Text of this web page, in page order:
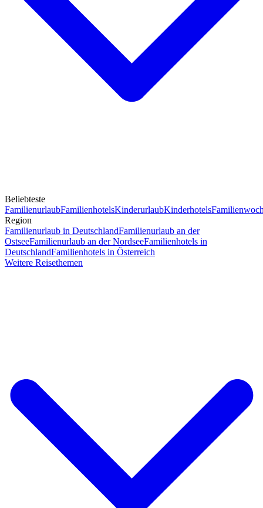
Beliebteste
FamilienurlaubFamilienhotelsKinderurlaubKinderhotels
Region
Familienurlaub in DeutschlandFamilienurlaub an der
OstseeFamilienurlaub an der NordseeFamilienhotels in
DeutschlandFamilienhotels in Österreich
Weitere Reisethemen